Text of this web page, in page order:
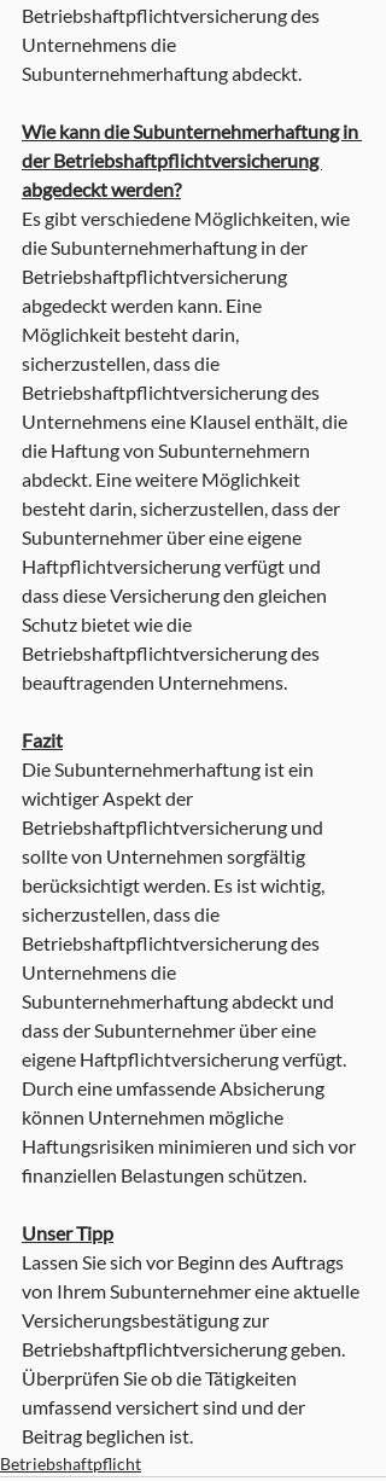
Betriebshaftpflichtversicherung des
Unternehmens die
Subunternehmerhaftung abdeckt.
Wie kann die Subunternehmerhaftung in
der Betriebshaftpflichtversicherung
abgedeckt werden?
Es gibt verschiedene Möglichkeiten, wie
die Subunternehmerhaftung in der
Betriebshaftpflichtversicherung
abgedeckt werden kann. Eine
Möglichkeit besteht darin,
sicherzustellen, dass die
Betriebshaftpflichtversicherung des
Unternehmens eine Klausel enthält, die
die Haftung von Subunternehmern
abdeckt. Eine weitere Möglichkeit
besteht darin, sicherzustellen, dass der
Subunternehmer über eine eigene
Haftpflichtversicherung verfügt und
dass diese Versicherung den gleichen
Schutz bietet wie die
Betriebshaftpflichtversicherung des
beauftragenden Unternehmens.
Fazit
Die Subunternehmerhaftung ist ein
wichtiger Aspekt der
Betriebshaftpflichtversicherung und
sollte von Unternehmen sorgfältig
berücksichtigt werden. Es ist wichtig,
sicherzustellen, dass die
Betriebshaftpflichtversicherung des
Unternehmens die
Subunternehmerhaftung abdeckt und
dass der Subunternehmer über eine
eigene Haftpflichtversicherung verfügt.
Durch eine umfassende Absicherung
können Unternehmen mögliche
Haftungsrisiken minimieren und sich vor
finanziellen Belastungen schützen.
Unser Tipp
Lassen Sie sich vor Beginn des Auftrags
von Ihrem Subunternehmer eine aktuelle
Versicherungsbestätigung zur
Betriebshaftpflichtversicherung geben.
Überprüfen Sie ob die Tätigkeiten
umfassend versichert sind und der
Beitrag beglichen ist.
Betriebshaftpflicht